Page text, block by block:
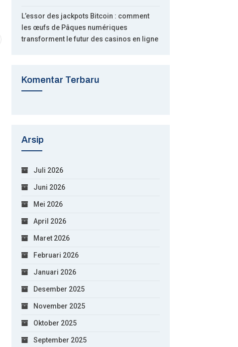
L’essor des jackpots Bitcoin : comment
les œufs de Pâques numériques
transforment le futur des casinos en ligne
Komentar Terbaru
Arsip
Juli 2026
Juni 2026
Mei 2026
April 2026
Maret 2026
Februari 2026
Januari 2026
Desember 2025
November 2025
Oktober 2025
September 2025